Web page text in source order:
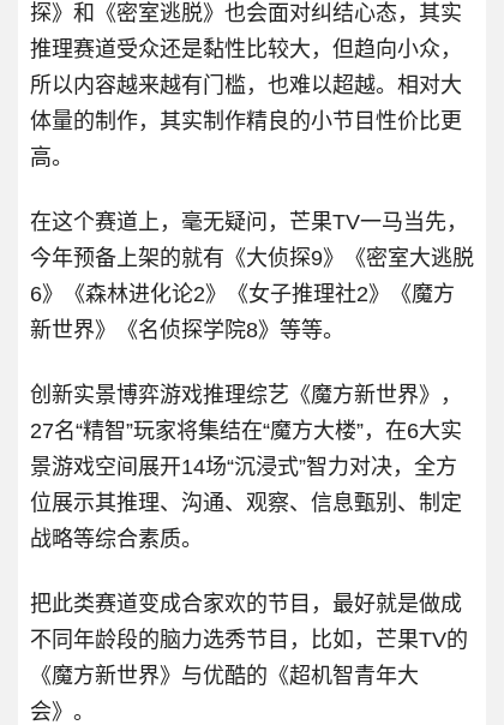
探》和《密室逃脱》也会面对纠结心态，其实
推理赛道受众还是黏性比较大，但趋向小众，
所以内容越来越有门槛，也难以超越。相对大
体量的制作，其实制作精良的小节目性价比更
高。
在这个赛道上，毫无疑问，芒果TV一马当先，
今年预备上架的就有《大侦探9》《密室大逃脱
6》《森林进化论2》《女子推理社2》《魔方
新世界》《名侦探学院8》等等。
创新实景博弈游戏推理综艺《魔方新世界》，
27名“精智”玩家将集结在“魔方大楼”，在6大实
景游戏空间展开14场“沉浸式”智力对决，全方
位展示其推理、沟通、观察、信息甄别、制定
战略等综合素质。
把此类赛道变成合家欢的节目，最好就是做成
不同年龄段的脑力选秀节目，比如，芒果TV的
《魔方新世界》与优酷的《超机智青年大
会》。